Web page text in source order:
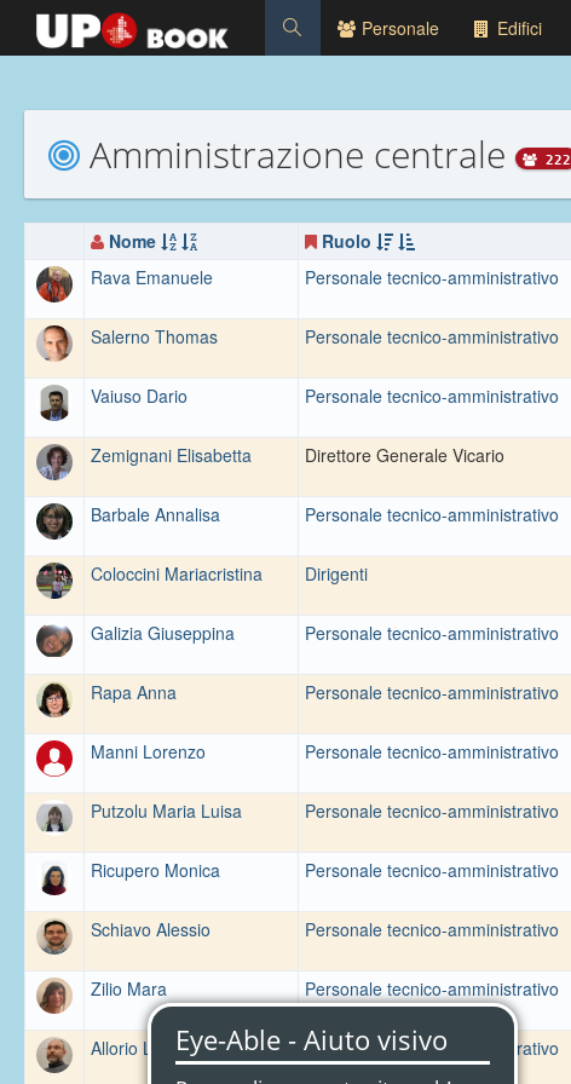
Personale Edifici
Amministrazione centrale 222
Nome Ruolo
Rava Emanuele
Personale tecnico-amministrativo
Salerno Thomas
Personale tecnico-amministrativo
Vaiuso Dario
Personale tecnico-amministrativo
Zemignani Elisabetta
Direttore Generale Vicario
Barbale Annalisa
Personale tecnico-amministrativo
Coloccini Mariacristina
Dirigenti
Galizia Giuseppina
Personale tecnico-amministrativo
Rapa Anna
Personale tecnico-amministrativo
Manni Lorenzo
Personale tecnico-amministrativo
Putzolu Maria Luisa
Personale tecnico-amministrativo
Ricupero Monica
Personale tecnico-amministrativo
Schiavo Alessio
Personale tecnico-amministrativo
Zilio Mara
Personale tecnico-amministrativo
Allorio Luca
Personale tecnico-amministrativo